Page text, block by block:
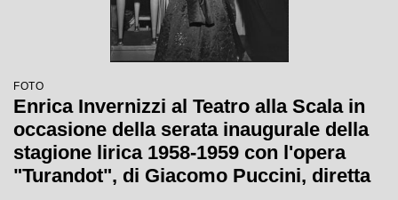
FOTO
Enrica Invernizzi al Teatro alla Scala in
occasione della serata inaugurale della
stagione lirica 1958-1959 con l'opera
"Turandot", di Giacomo Puccini, diretta